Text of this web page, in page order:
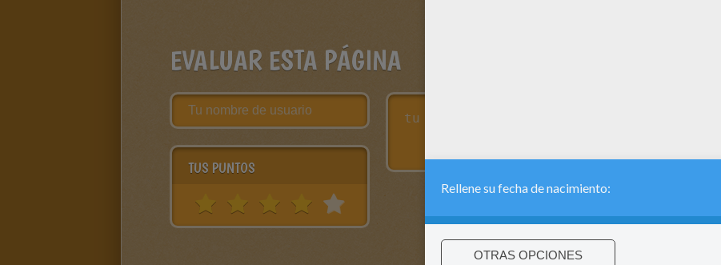
EVALUAR ESTA PÁGINA
TUS PUNTOS